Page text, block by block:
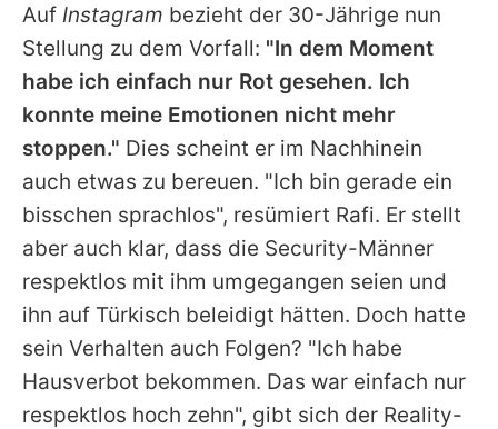
Auf Instagram bezieht der 30-Jährige nun
Stellung zu dem Vorfall: "In dem Moment
habe ich einfach nur Rot gesehen. Ich
konnte meine Emotionen nicht mehr
stoppen." Dies scheint er im Nachhinein
auch etwas zu bereuen. "Ich bin gerade ein
bisschen sprachlos", resümiert Rafi. Er stellt
aber auch klar, dass die Security-Männer
respektlos mit ihm umgegangen seien und
ihn auf Türkisch beleidigt hätten. Doch hatte
sein Verhalten auch Folgen? "Ich habe
Hausverbot bekommen. Das war einfach nur
respektlos hoch zehn", gibt sich der Reality-